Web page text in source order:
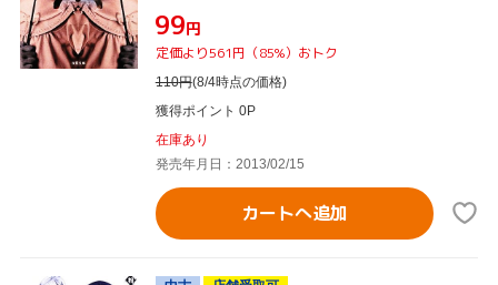
¥99円
定価より561円（85%）おトク
110円(8/4時点の価格)
獲得ポイント 0P
在庫あり
発売年月日：2013/02/15
カートへ追加